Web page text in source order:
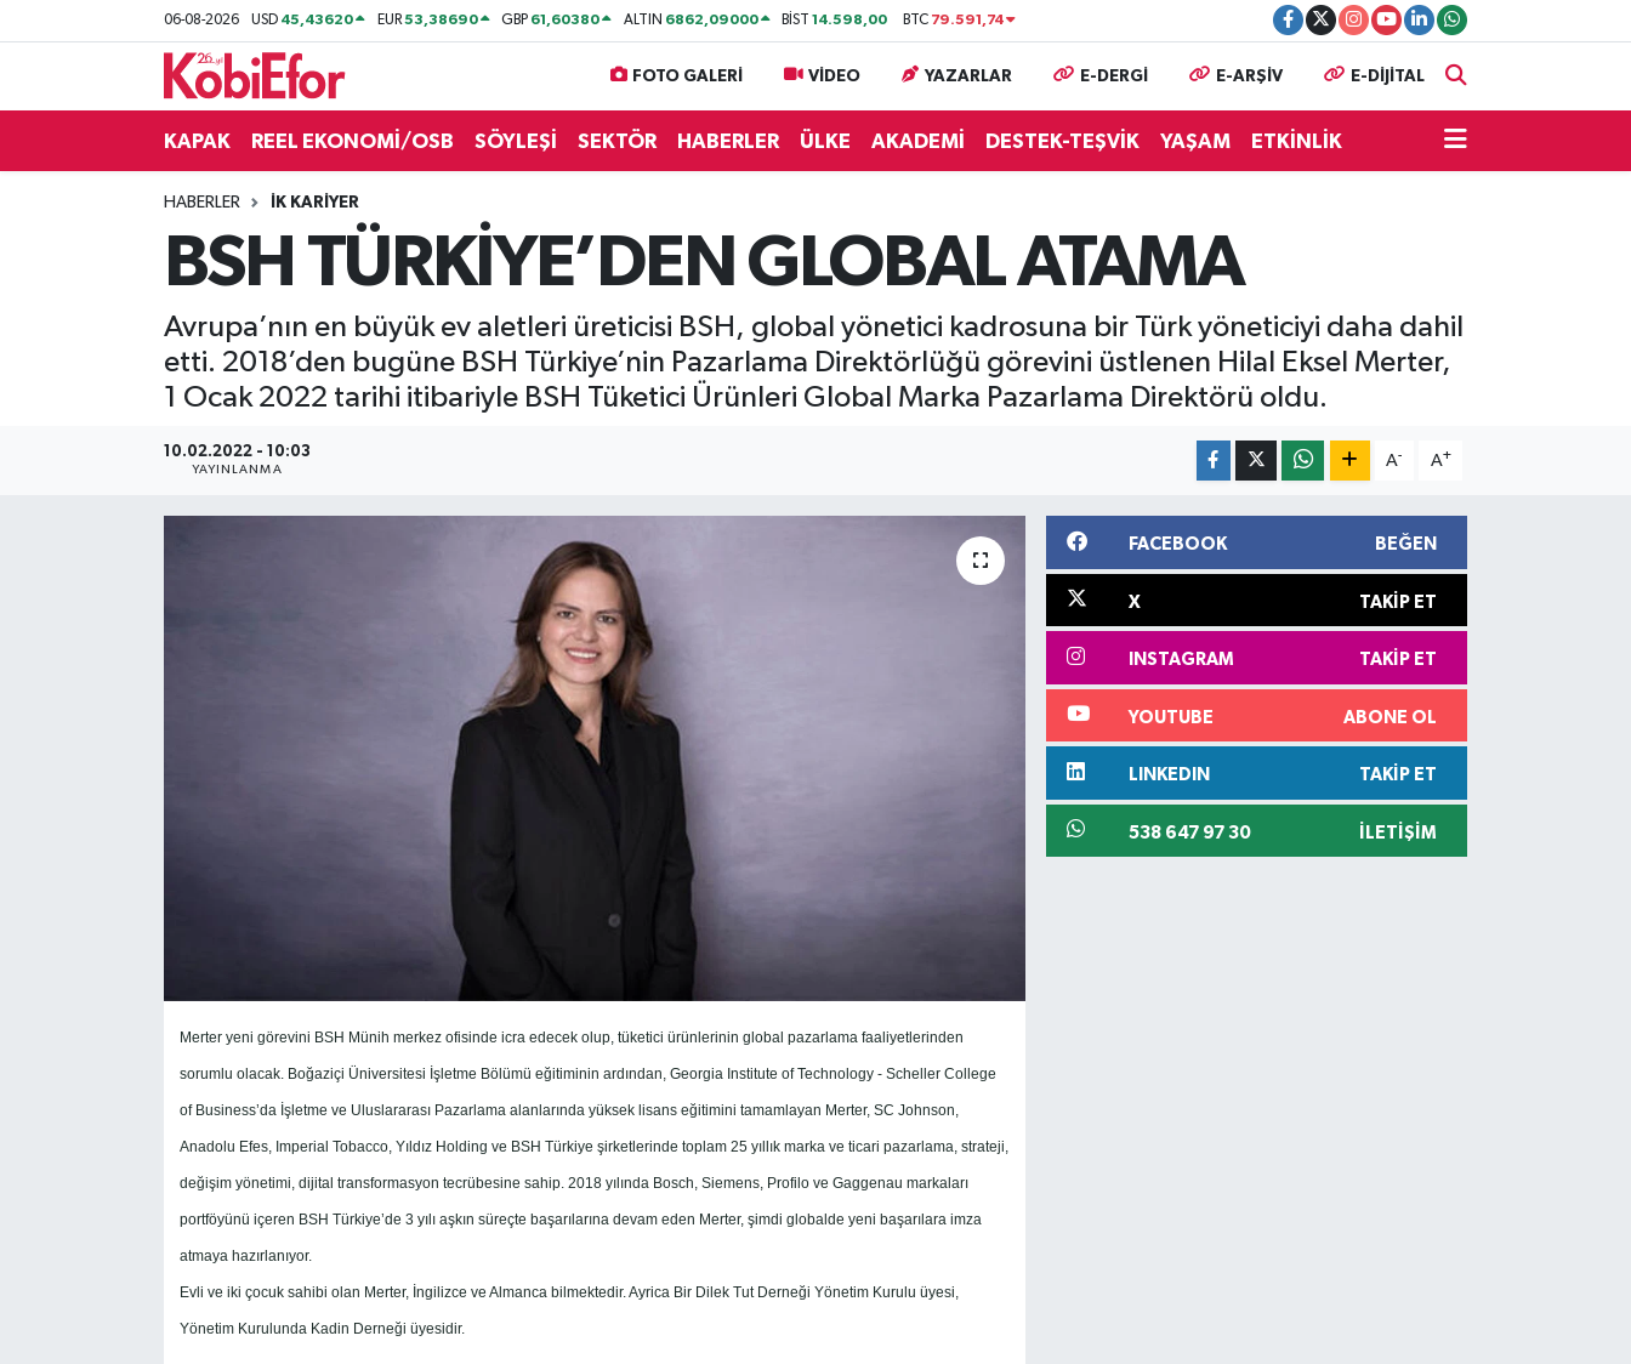
06-08-2026 USD 45,43620 EUR53,38690 GBP 61,60380 ALTIN 6862,09000 BİST14.598,00 BTC 79.591,74
FOTO GALERİ VİDEO YAZARLAR E-DERGİ E-ARŞİV E-DİJİTAL
KAPAK REEL EKONOMİ/OSB SÖYLEŞİ SEKTÖR HABERLER ÜLKE AKADEMİ DESTEK-TEŞVİK YAŞAM ETKİNLİK
HABERLER İK KARİYER
BSH TÜRKİYE’DEN GLOBAL ATAMA
Avrupa’nın en büyük ev aletleri üreticisi BSH, global yönetici kadrosuna bir Türk yöneticiyi daha dahil
etti. 2018’den bugüne BSH Türkiye’nin Pazarlama Direktörlüğü görevini üstlenen Hilal Eksel Merter,
1 Ocak 2022 tarihi itibariyle BSH Tüketici Ürünleri Global Marka Pazarlama Direktörü oldu.
10.02.2022 - 10:03
YAYINLANMA
A- A+
Merter yeni görevini BSH Münih merkez ofisinde icra edecek olup, tüketici ürünlerinin global pazarlama faaliyetlerinden
sorumlu olacak. Boğaziçi Üniversitesi İşletme Bölümü eğitiminin ardından, Georgia Institute of Technology - Scheller College
of Business’da İşletme ve Uluslararası Pazarlama alanlarında yüksek lisans eğitimini tamamlayan Merter, SC Johnson,
Anadolu Efes, Imperial Tobacco, Yıldız Holding ve BSH Türkiye şirketlerinde toplam 25 yıllık marka ve ticari pazarlama, strateji,
değişim yönetimi, dijital transformasyon tecrübesine sahip. 2018 yılında Bosch, Siemens, Profilo ve Gaggenau markaları
portföyünü içeren BSH Türkiye’de 3 yılı aşkın süreçte başarılarına devam eden Merter, şimdi globalde yeni başarılara imza
atmaya hazırlanıyor.
Evli ve iki çocuk sahibi olan Merter, İngilizce ve Almanca bilmektedir. Ayrica Bir Dilek Tut Derneği Yönetim Kurulu üyesi,
Yönetim Kurulunda Kadin Derneği üyesidir.
FACEBOOK BEĞEN
X TAKIP ET
INSTAGRAM TAKIP ET
YOUTUBE ABONE OL
LINKEDIN TAKIP ET
538 647 97 30 İLETIŞIM
BİLİŞİM PANO